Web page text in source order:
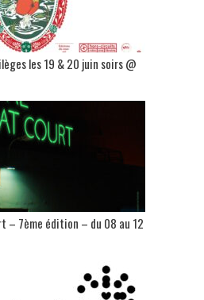
les 19 & 20 juin soirs @
– 7ème édition – du 08 au 12